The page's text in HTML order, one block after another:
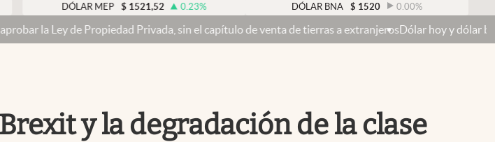
USA
Colombia
DÓLAR MEP $ 1521,52 0.23% DÓLAR BNA $ 1520 0.00%
de Propiedad Privada, sin el capítulo de venta de tierras a extranjerosDólar hoy y dólar blue hoy:
y la degradación de la clase